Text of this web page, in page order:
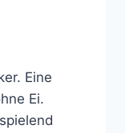
Eine
Ei.